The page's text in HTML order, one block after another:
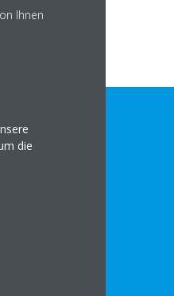
Ihnen
die